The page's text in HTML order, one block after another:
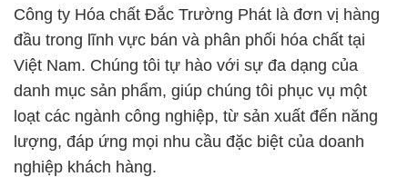
Công ty Hóa chất Đắc Trường Phát là đơn vị hàng
đầu trong lĩnh vực bán và phân phối hóa chất tại
Việt Nam. Chúng tôi tự hào với sự đa dạng của
danh mục sản phẩm, giúp chúng tôi phục vụ một
loạt các ngành công nghiệp, từ sản xuất đến năng
lượng, đáp ứng mọi nhu cầu đặc biệt của doanh
nghiệp khách hàng.